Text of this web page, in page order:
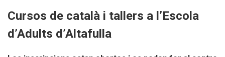
Cursos de català i tallers a l’Escola
d’Adults d’Altafulla